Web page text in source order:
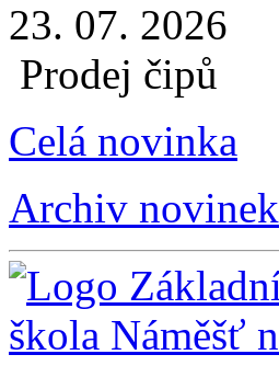
23. 07. 2026
Prodej čipů
Celá novinka
Archiv novinek